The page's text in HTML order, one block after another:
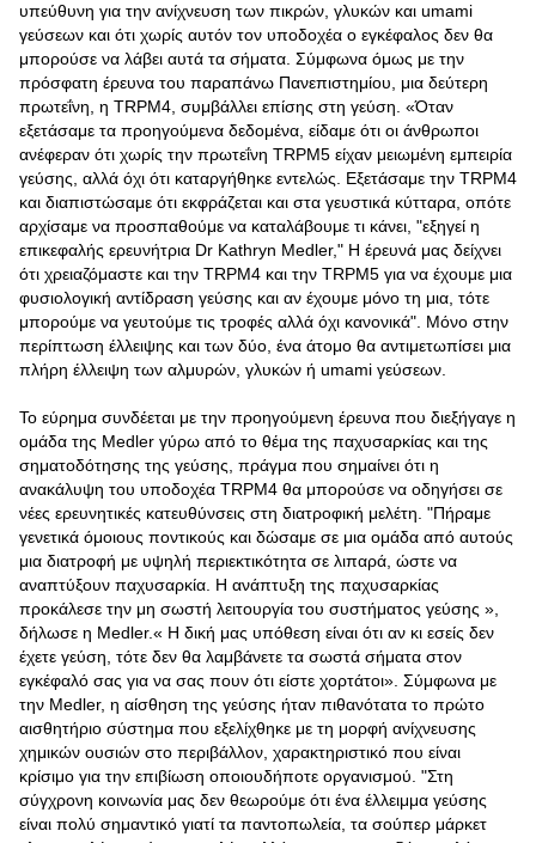
υπεύθυνη για την ανίχνευση των πικρών, γλυκών και umami
γεύσεων και ότι χωρίς αυτόν τον υποδοχέα ο εγκέφαλος δεν θα
μπορούσε να λάβει αυτά τα σήματα. Σύμφωνα όμως με την
πρόσφατη έρευνα του παραπάνω Πανεπιστημίου, μια δεύτερη
πρωτεΐνη, η TRPM4, συμβάλλει επίσης στη γεύση. «Όταν
εξετάσαμε τα προηγούμενα δεδομένα, είδαμε ότι οι άνθρωποι
ανέφεραν ότι χωρίς την πρωτεΐνη TRPM5 είχαν μειωμένη εμπειρία
γεύσης, αλλά όχι ότι καταργήθηκε εντελώς. Εξετάσαμε την TRPM4
και διαπιστώσαμε ότι εκφράζεται και στα γευστικά κύτταρα, οπότε
αρχίσαμε να προσπαθούμε να καταλάβουμε τι κάνει, "εξηγεί η
επικεφαλής ερευνήτρια Dr Kathryn Medler," Η έρευνά μας δείχνει
ότι χρειαζόμαστε και την TRPM4 και την TRPM5 για να έχουμε μια
φυσιολογική αντίδραση γεύσης και αν έχουμε μόνο τη μια, τότε
μπορούμε να γευτούμε τις τροφές αλλά όχι κανονικά". Μόνο στην
περίπτωση έλλειψης και των δύο, ένα άτομο θα αντιμετωπίσει μια
πλήρη έλλειψη των αλμυρών, γλυκών ή umami γεύσεων.
Το εύρημα συνδέεται με την προηγούμενη έρευνα που διεξήγαγε η
ομάδα της Medler γύρω από το θέμα της παχυσαρκίας και της
σηματοδότησης της γεύσης, πράγμα που σημαίνει ότι η
ανακάλυψη του υποδοχέα TRPM4 θα μπορούσε να οδηγήσει σε
νέες ερευνητικές κατευθύνσεις στη διατροφική μελέτη. "Πήραμε
γενετικά όμοιους ποντικούς και δώσαμε σε μια ομάδα από αυτούς
μια διατροφή με υψηλή περιεκτικότητα σε λιπαρά, ώστε να
αναπτύξουν παχυσαρκία. Η ανάπτυξη της παχυσαρκίας
προκάλεσε την μη σωστή λειτουργία του συστήματος γεύσης »,
δήλωσε η Medler.« Η δική μας υπόθεση είναι ότι αν κι εσείς δεν
έχετε γεύση, τότε δεν θα λαμβάνετε τα σωστά σήματα στον
εγκέφαλό σας για να σας πουν ότι είστε χορτάτοι». Σύμφωνα με
την Medler, η αίσθηση της γεύσης ήταν πιθανότατα το πρώτο
αισθητήριο σύστημα που εξελίχθηκε με τη μορφή ανίχνευσης
χημικών ουσιών στο περιβάλλον, χαρακτηριστικό που είναι
κρίσιμο για την επιβίωση οποιουδήποτε οργανισμού. "Στη
σύγχρονη κοινωνία μας δεν θεωρούμε ότι ένα έλλειμμα γεύσης
είναι πολύ σημαντικό γιατί τα παντοπωλεία, τα σούπερ μάρκετ